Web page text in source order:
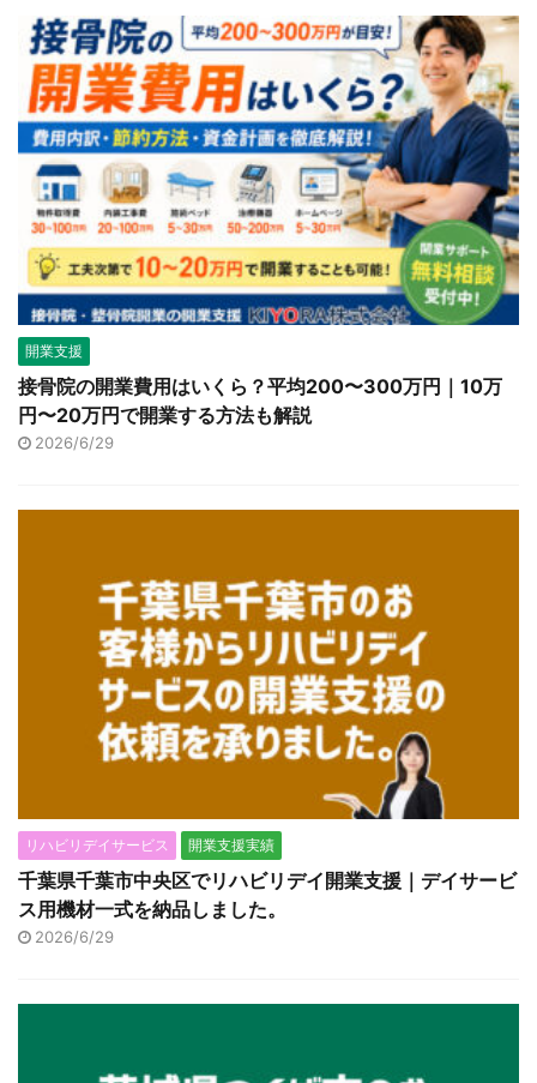
開業支援
接骨院の開業費用はいくら？平均200〜300万円｜10万
円〜20万円で開業する方法も解説
2026/6/29
リハビリデイサービス 開業支援実績
千葉県千葉市中央区でリハビリデイ開業支援｜デイサービ
ス用機材一式を納品しました。
2026/6/29